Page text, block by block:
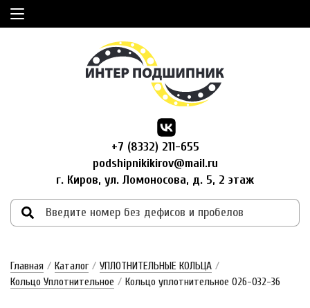
+7 (8332) 211-655
podshipnikikirov@mail.ru
г. Киров, ул. Ломоносова, д. 5, 2 этаж
Главная / Каталог / УПЛОТНИТЕЛЬНЫЕ КОЛЬЦА /
Кольцо Уплотнительное / Кольцо уплотнительное 026-032-36